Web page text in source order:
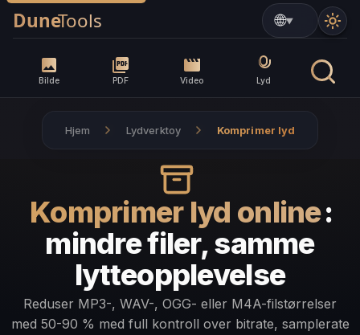
Bilde PDF Video Lyd
▼
Hjem Lydverktoy Komprimer lyd
Komprimer lyd online:
mindre filer, samme
lytteopplevelse
Reduser MP3-, WAV-, OGG- eller M4A-filstørrelser
med 50-90 % med full kontroll over bitrate, samplerate